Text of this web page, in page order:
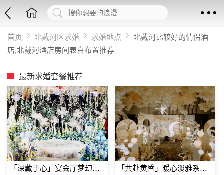
首页 北戴河区求婚 求婚地点
北戴河比较好的情侣酒
店,北戴河酒店房间表白布置推荐
最新求婚套餐推荐
「深藏于心」宴会厅梦幻主
「共赴黄昏」暖心淡雅系求